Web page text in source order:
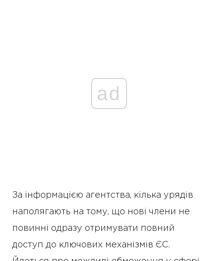
ad
За інформацією агентства, кілька урядів
наполягають на тому, що нові члени не
повинні одразу отримувати повний
доступ до ключових механізмів ЄС.